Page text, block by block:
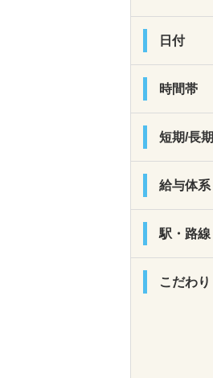
日付
時間帯
短期/長期
給与体系
駅・路線
こだわり